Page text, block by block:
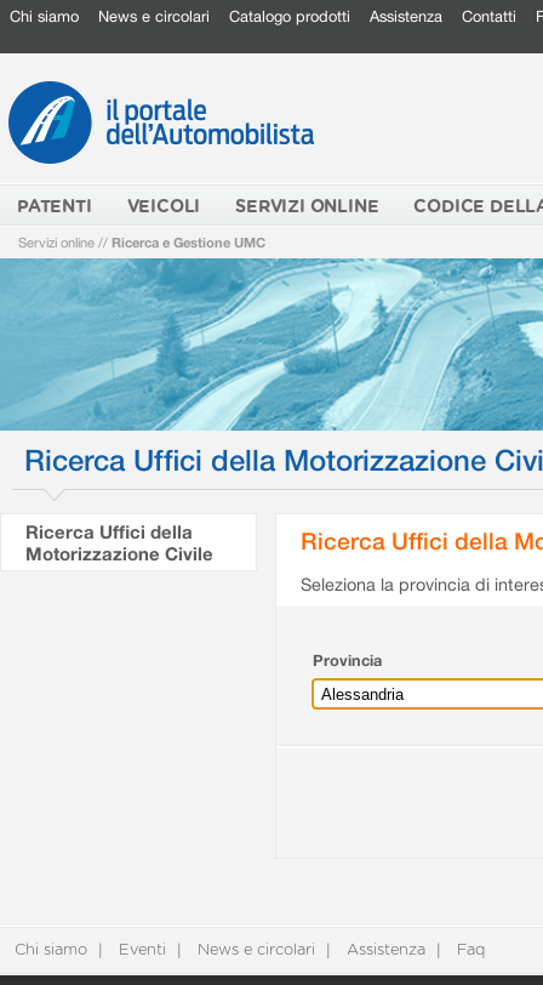
Chi siamo News e circolari Catalogo prodotti Assistenza Contatti
PATENTI VEICOLI SERVIZI ONLINE CODICE
Servizi online // Ricerca e Gestione UMC
Ricerca Uffici della Motorizzazione
Ricerca Uffici della
Motorizzazione Civile
Ricerca Uffici della
Seleziona la provincia di
Provincia
Chi siamo Eventi News e circolari Assistenza Faq